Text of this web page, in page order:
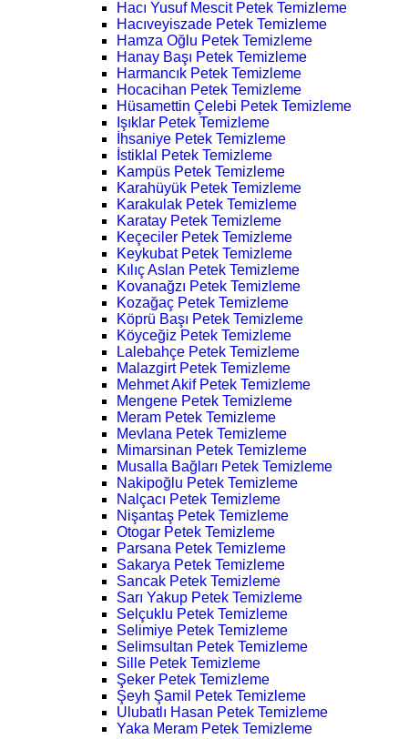
Hacı Yusuf Mescit Petek Temizleme
Hacıveyiszade Petek Temizleme
Hamza Oğlu Petek Temizleme
Hanay Başı Petek Temizleme
Harmancık Petek Temizleme
Hocacihan Petek Temizleme
Hüsamettin Çelebi Petek Temizleme
Işıklar Petek Temizleme
İhsaniye Petek Temizleme
İstiklal Petek Temizleme
Kampüs Petek Temizleme
Karahüyük Petek Temizleme
Karakulak Petek Temizleme
Karatay Petek Temizleme
Keçeciler Petek Temizleme
Keykubat Petek Temizleme
Kılıç Aslan Petek Temizleme
Kovanağzı Petek Temizleme
Kozağaç Petek Temizleme
Köprü Başı Petek Temizleme
Köyceğiz Petek Temizleme
Lalebahçe Petek Temizleme
Malazgirt Petek Temizleme
Mehmet Akif Petek Temizleme
Mengene Petek Temizleme
Meram Petek Temizleme
Mevlana Petek Temizleme
Mimarsinan Petek Temizleme
Musalla Bağları Petek Temizleme
Nakipoğlu Petek Temizleme
Nalçacı Petek Temizleme
Nişantaş Petek Temizleme
Otogar Petek Temizleme
Parsana Petek Temizleme
Sakarya Petek Temizleme
Sancak Petek Temizleme
Sarı Yakup Petek Temizleme
Selçuklu Petek Temizleme
Selimiye Petek Temizleme
Selimsultan Petek Temizleme
Sille Petek Temizleme
Şeker Petek Temizleme
Şeyh Şamil Petek Temizleme
Ulubatlı Hasan Petek Temizleme
Yaka Meram Petek Temizleme